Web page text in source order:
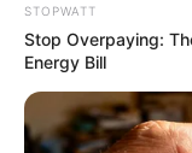
STOPWATT
Stop Overpaying:
Energy Bill